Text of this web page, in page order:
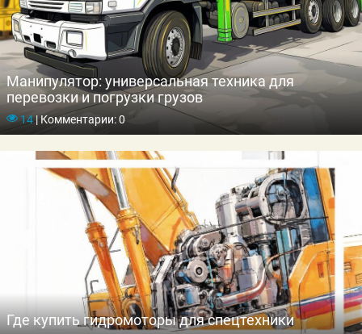
Манипулятор: универсальная техника для
перевозки и погрузки грузов
14|Комментарии: 0
Где купить гидромоторы для спецтехники